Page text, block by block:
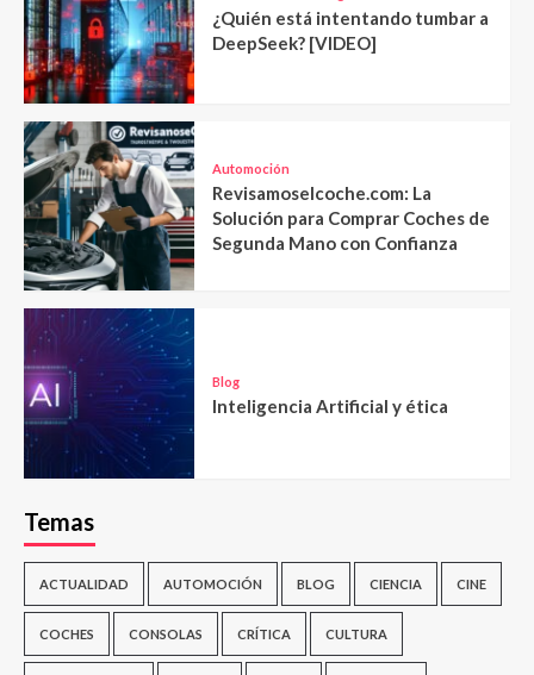
¿Quién está intentando tumbar a
DeepSeek? [VIDEO]
Automoción
Revisamoselcoche.com: La
Solución para Comprar Coches de
Segunda Mano con Confianza
Blog
Inteligencia Artificial y ética
Temas
ACTUALIDAD AUTOMOCIÓN BLOG CIENCIA CINE
COCHES CONSOLAS CRÍTICA CULTURA